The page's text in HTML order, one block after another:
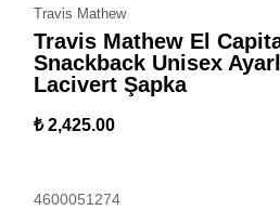
Travis Mathew
Travis Mathew El
Snackback Unisex
Lacivert Şapka
₺ 2,425.00
4600051274